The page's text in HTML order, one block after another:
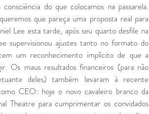
do que colocamos na passarela.
que pareça uma proposta real para
Lee esta tarde, após seu quarto desfile na
supervisionou ajustes tanto no formato do
um reconhecimento implícito de que a
Os maus resultados financeiros (para não
deles) também levaram à recente
CEO: hoje o novo cavaleiro branco da
Theatre para cumprimentar os convidados